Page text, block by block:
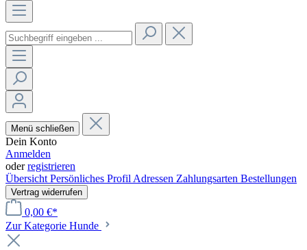
Menü schließen
Dein Konto
Anmelden
oderregistrieren
Übersicht Persönliches Profil Adressen Zahlungsarten Bestellungen
Vertrag widerrufen
0,00 €*
Zur Kategorie Hunde